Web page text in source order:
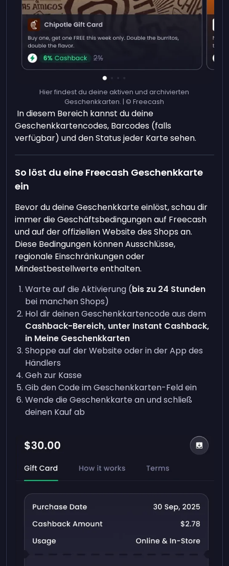
Hier findest du deine aktiven und archivierten
Geschenkkarten. | © Freecash
In diesem Bereich kannst du deine
Geschenkkartencodes, Barcodes (falls
verfügbar) und den Status jeder Karte sehen.
So löst du eine Freecash Geschenkkarte
ein
Bevor du deine Geschenkkarte einlöst, schau dir
immer die Geschäftsbedingungen auf Freecash
und auf der offiziellen Website des Shops an.
Diese Bedingungen können Ausschlüsse,
regionale Einschränkungen oder
Mindestbestellwerte enthalten.
Warte auf die Aktivierung (bis zu 24 Stunden
bei manchen Shops)
Hol dir deinen Geschenkkartencode aus dem
Cashback-Bereich, unter Instant Cashback,
in Meine Geschenkkarten
Shoppe auf der Website oder in der App des
Händlers
Geh zur Kasse
Gib den Code im Geschenkkarten-Feld ein
Wende die Geschenkkarte an und schließ
deinen Kauf ab